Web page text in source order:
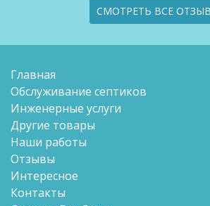
СМОТРЕТЬ ВСЕ
Главная
Обслуживание септиков
Инженерные услуги
Другие товары
Наши работы
Отзывы
Интересное
Контакты